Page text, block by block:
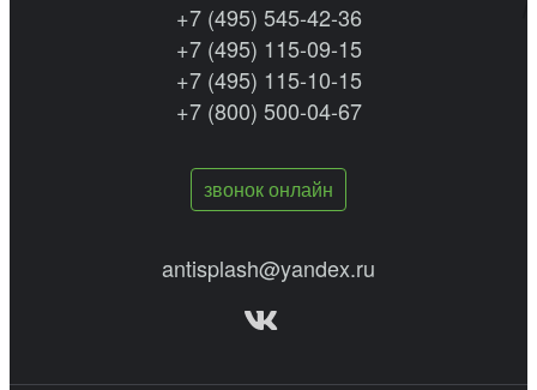
+7 (495) 545-42-36
+7 (495) 115-09-15
+7 (495) 115-10-15
+7 (800) 500-04-67
звонок онлайн
antisplash@yandex.ru